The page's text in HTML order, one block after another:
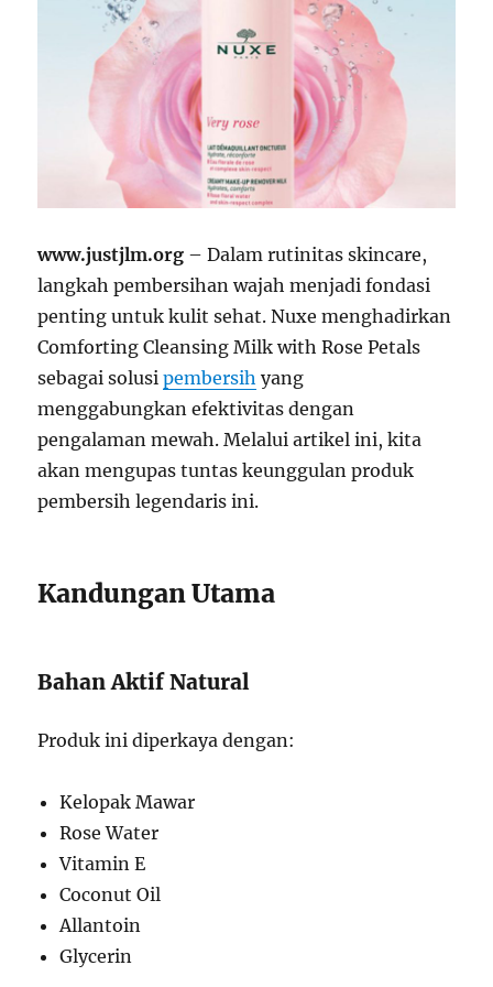
www.justjlm.org – Dalam rutinitas skincare,
langkah pembersihan wajah menjadi fondasi
penting untuk kulit sehat. Nuxe menghadirkan
Comforting Cleansing Milk with Rose Petals
sebagai solusipembersih yang
menggabungkan efektivitas dengan
pengalaman mewah. Melalui artikel ini, kita
akan mengupas tuntas keunggulan produk
pembersih legendaris ini.
Kandungan Utama
Bahan Aktif Natural
Produk ini diperkaya dengan:
Kelopak Mawar
Rose Water
Vitamin E
Coconut Oil
Allantoin
Glycerin